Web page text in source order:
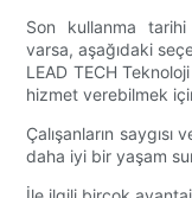
Son kullanma
varsa, aşağıdaki
LEAD TECH
hizmet verebilmek
Çalışanların saygısı
daha iyi bir yaşam